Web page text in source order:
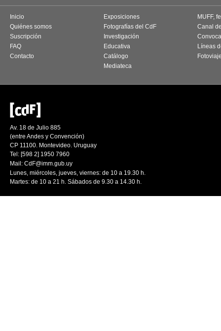
Inicio
Quiénes somos
Suscripción
FAQ
Contacto
Exposiciones
Fotografías del CdF
Investigación
Educativa
Catálogo
Mediateca
MUFF,
Canal
Líneas
Av. 18 de Julio 885
(entre Andes y Convención)
CP 11100. Montevideo. Uruguay
Tel: [598 2] 1950 7960
Mail: CdF@imm.gub.uy
Lunes, miércoles, jueves, viernes: de 10 a 19.30 h.
Martes: de 10 a 21 h. Sábados de 9.30 a 14.30 h.